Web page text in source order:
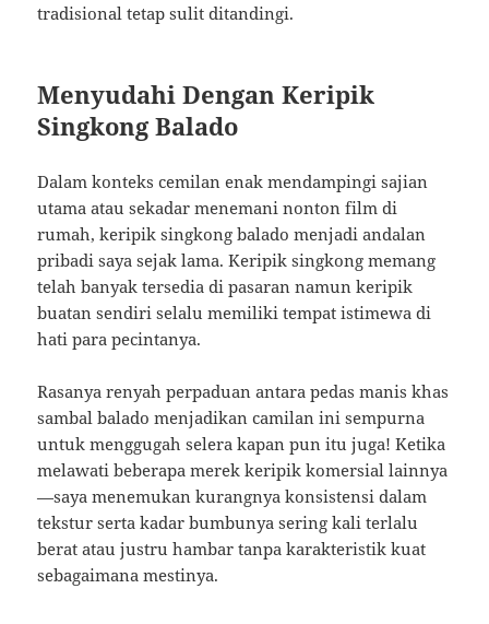
tradisional tetap sulit ditandingi.
Menyudahi Dengan Keripik
Singkong Balado
Dalam konteks cemilan enak mendampingi sajian
utama atau sekadar menemani nonton film di
rumah, keripik singkong balado menjadi andalan
pribadi saya sejak lama. Keripik singkong memang
telah banyak tersedia di pasaran namun keripik
buatan sendiri selalu memiliki tempat istimewa di
hati para pecintanya.
Rasanya renyah perpaduan antara pedas manis khas
sambal balado menjadikan camilan ini sempurna
untuk menggugah selera kapan pun itu juga! Ketika
melawati beberapa merek keripik komersial lainnya
—saya menemukan kurangnya konsistensi dalam
tekstur serta kadar bumbunya sering kali terlalu
berat atau justru hambar tanpa karakteristik kuat
sebagaimana mestinya.